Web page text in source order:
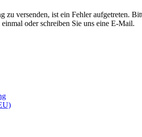
zu versenden, ist ein Fehler aufgetreten.
einmal oder schreiben Sie uns eine E-Mail.